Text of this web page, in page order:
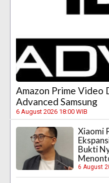
Amazon Prime Video
Advanced Samsung
6 August 2026 18:00 WIB
Xiaomi
Bukti
6 August